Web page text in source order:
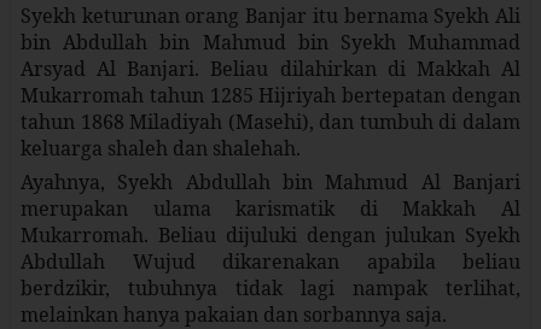
Syekh keturunan orang Banjar itu bernama Syekh Ali
bin Abdullah bin Mahmud bin Syekh Muhammad
Arsyad Al Banjari. Beliau dilahirkan di Makkah Al
Mukarromah tahun 1285 Hijriyah bertepatan dengan
tahun 1868 Miladiyah (Masehi), dan tumbuh di dalam
keluarga shaleh dan shalehah.
Ayahnya, Syekh Abdullah bin Mahmud Al Banjari
merupakan ulama karismatik di Makkah Al
Mukarromah. Beliau dijuluki dengan julukan Syekh
Abdullah Wujud dikarenakan apabila beliau
berdzikir, tubuhnya tidak lagi nampak terlihat,
melainkan hanya pakaian dan sorbannya saja.